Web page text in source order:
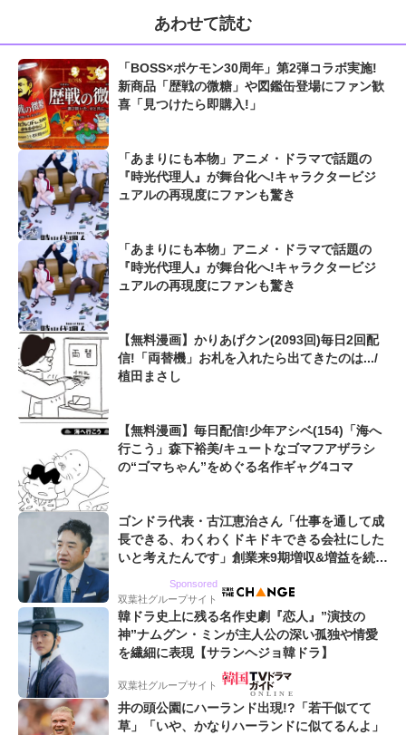
あわせて読む
「BOSS×ポケモン30周年」第2弾コラボ実施!
新商品「歴戦の微糖」や図鑑缶登場にファン歓
喜「見つけたら即購入!」
「あまりにも本物」アニメ・ドラマで話題の
『時光代理人』が舞台化へ!キャラクタービジ
ュアルの再現度にファンも驚き
「あまりにも本物」アニメ・ドラマで話題の
『時光代理人』が舞台化へ!キャラクタービジ
ュアルの再現度にファンも驚き
【無料漫画】かりあげクン(2093回)毎日2回配
信!「両替機」お札を入れたら出てきたのは.../
植田まさし
【無料漫画】毎日配信!少年アシベ(154)「海へ
行こう」森下裕美/キュートなゴマフアザラシ
の“ゴマちゃん”をめぐる名作ギャグ4コマ
ゴンドラ代表・古江恵治さん「仕事を通して成
長できる、わくわくドキドキできる会社にした
いと考えたんです」創業来9期増収&増益を続け
Sponsored
双葉社グループサイト
韓ドラ史上に残る名作史劇『恋人』”演技の
神”ナムグン・ミンが主人公の深い孤独や情愛
を繊細に表現【サランヘジョ韓ドラ】
双葉社グループサイト
井の頭公園にハーランド出現!?「若干似てて
草」「いや、かなりハーランドに似てるんよ」